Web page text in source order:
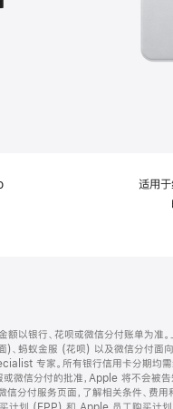
适用
以银行、花呗或微信分付账单为准
)、蚂蚁金服 (花呗) 以及微信分付面
专家。所有银行信用卡分期均需
或微信分付的批准，Apple 将不会被
分付服务页面，了解相关条件、费
买计划 (EPP) 和 Apple 员工购买计